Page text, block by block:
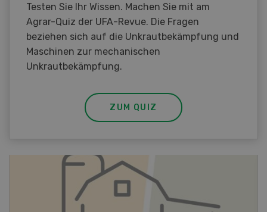
Testen Sie Ihr Wissen. Machen Sie mit am
Agrar-Quiz der UFA-Revue. Die Fragen
beziehen sich auf die Unkrautbekämpfung und
Maschinen zur mechanischen
Unkrautbekämpfung.
ZUM QUIZ